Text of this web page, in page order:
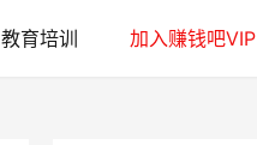
教育培训 加入赚钱吧VIP